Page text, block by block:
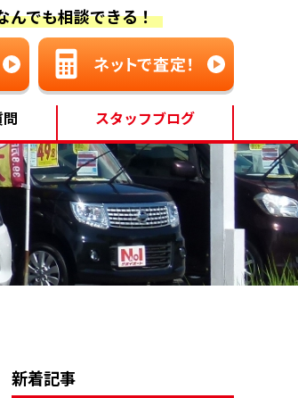
んでも相談できる！
スタッフブログ
新着記事